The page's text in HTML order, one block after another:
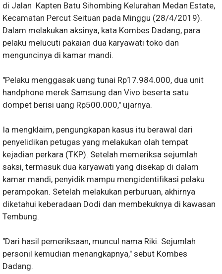
di Jalan Kapten Batu Sihombing Kelurahan Medan Estate,
Kecamatan Percut Seituan pada Minggu (28/4/2019).
Dalam melakukan aksinya, kata Kombes Dadang, para
pelaku melucuti pakaian dua karyawati toko dan
menguncinya di kamar mandi.
"Pelaku menggasak uang tunai Rp17.984.000, dua unit
handphone merek Samsung dan Vivo beserta satu
dompet berisi uang Rp500.000," ujarnya.
Ia mengklaim, pengungkapan kasus itu berawal dari
penyelidikan petugas yang melakukan olah tempat
kejadian perkara (TKP). Setelah memeriksa sejumlah
saksi, termasuk dua karyawati yang disekap di dalam
kamar mandi, penyidik mampu mengidentifikasi pelaku
perampokan. Setelah melakukan perburuan, akhirnya
diketahui keberadaan Dodi dan membekuknya di kawasan
Tembung.
"Dari hasil pemeriksaan, muncul nama Riki. Sejumlah
personil kemudian menangkapnya," sebut Kombes
Dadang.